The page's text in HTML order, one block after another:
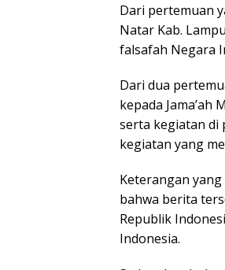
Dari pertemuan
Natar Kab.
falsafah Negara
Dari dua
kepada
serta kegiatan di
kegiatan yang
Keterangan
bahwa berita
Republik
Indonesia.